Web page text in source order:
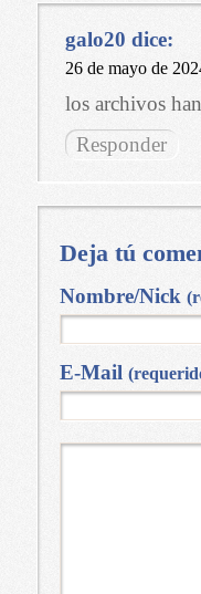
galo20 dice:
26 de mayo de
los archivos
Responder
Deja tú
Nombre/Nick
E-Mail